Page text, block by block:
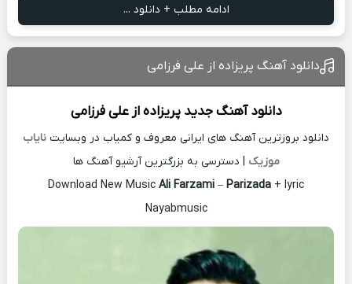
ادامه مطلب + دانلود ...
دانلود آهنگ پریزاده از علی فرزامی
دانلود آهنگ جدید پریزاده ازعلی فرزامی
دانلود بروزترین آهنگ های ایرانی معروف و کمیاب در وبسایت نایاب
موزیک | دسترسی به بزرگترین آرشیو آهنگ ها
Download New Music Ali Farzami – Parizada + lyric
Nayabmusic